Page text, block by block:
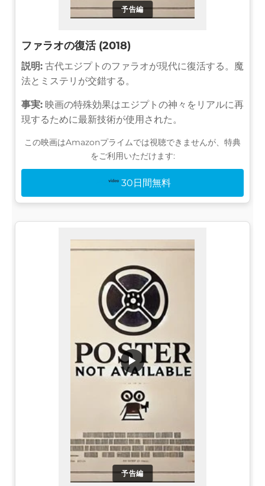
予告編
ファラオの復活 (2018)
説明: 古代エジプトのファラオが現代に復活する。魔
法とミステリが交錯する。
事実: 映画の特殊効果はエジプトの神々をリアルに再
現するために最新技術が使用された。
この映画はAmazonプライムでは視聴できませんが、特典
をご利用いただけます:
30日間無料
予告編
▶